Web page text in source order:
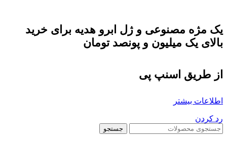
یک مژه مصنوعی و ژل ابرو هدیه برای خرید
بالای یک میلیون و پونصد تومان
از طریق اسنپ پی
اطلاعات بیشتر
رد کردن
جستجو